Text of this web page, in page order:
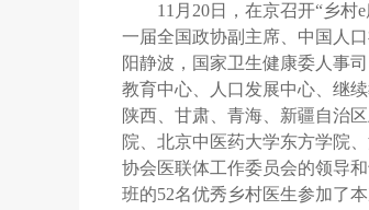
11月20日，在京召开“乡
一届全国政协副主席、中国人
阳静波，国家卫生健康委人事
教育中心、人口发展中心、继
陕西、甘肃、青海、新疆自治
院、北京中医药大学东方学院
协会医联体工作委员会的领导
班的52名优秀乡村医生参加了